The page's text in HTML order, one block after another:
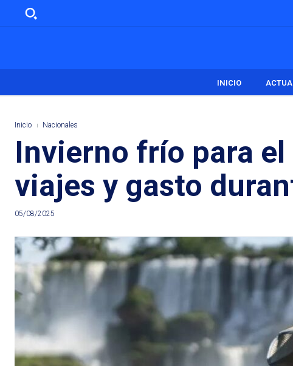
INICIO
Inicio Nacionales
Invierno frío para
viajes y gasto
05/08/2025